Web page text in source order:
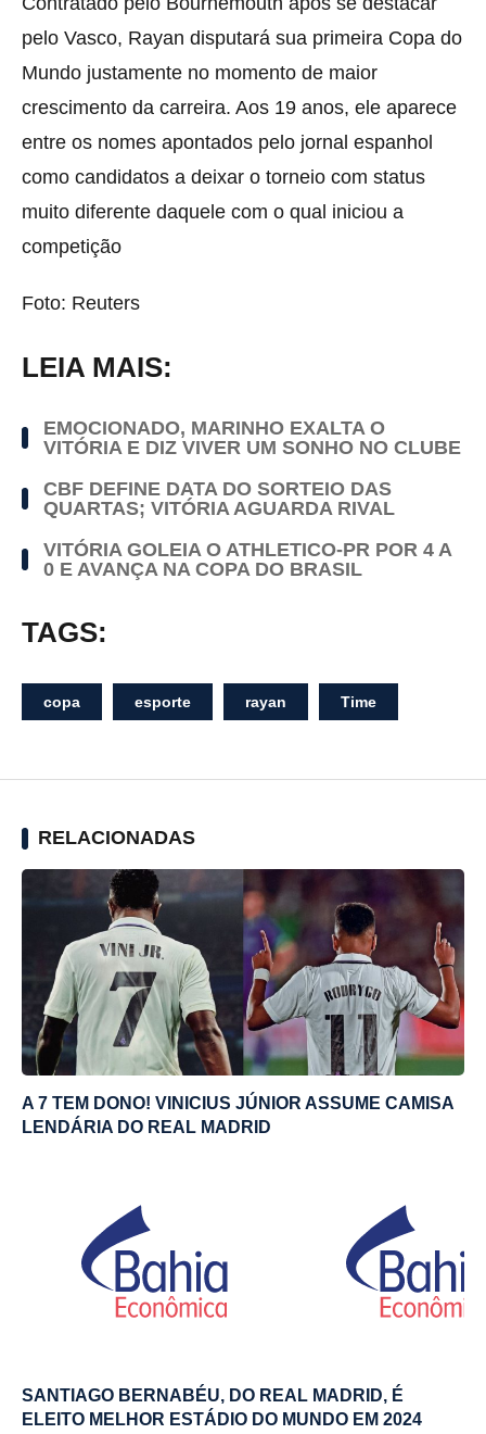
pelo Vasco, Rayan disputará sua primeira Copa do
Mundo justamente no momento de maior
crescimento da carreira. Aos 19 anos, ele aparece
entre os nomes apontados pelo jornal espanhol
como candidatos a deixar o torneio com status
muito diferente daquele com o qual iniciou a
competição
Foto: Reuters
LEIA MAIS:
EMOCIONADO, MARINHO EXALTA O
VITÓRIA E DIZ VIVER UM SONHO NO CLUBE
CBF DEFINE DATA DO SORTEIO DAS
QUARTAS; VITÓRIA AGUARDA RIVAL
VITÓRIA GOLEIA O ATHLETICO-PR POR 4 A
0 E AVANÇA NA COPA DO BRASIL
TAGS:
copa esporte rayan Time
RELACIONADAS
A 7 TEM DONO! VINICIUS JÚNIOR ASSUME CAMISA
LENDÁRIA DO REAL MADRID
SANTIAGO BERNABÉU, DO REAL MADRID, É
ELEITO MELHOR ESTÁDIO DO MUNDO EM 2024